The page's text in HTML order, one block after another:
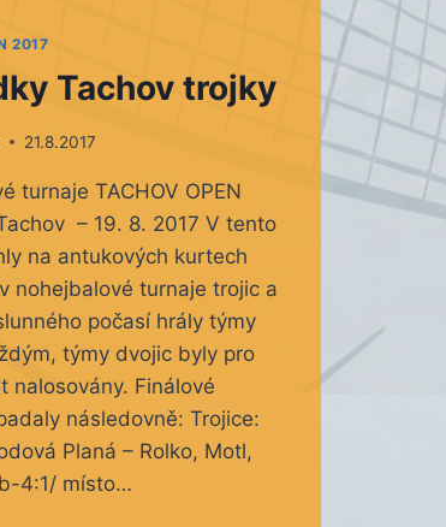
2017
Tachov trojky
21.8.2017
turnaje TACHOV OPEN
– 19. 8. 2017 V tento
na antukových kurtech
nohejbalové turnaje trojic a
počasí hrály týmy
týmy dvojic byly pro
nalosovány. Finálové
následovně: Trojice:
Planá – Rolko, Motl,
4:1/ místo…